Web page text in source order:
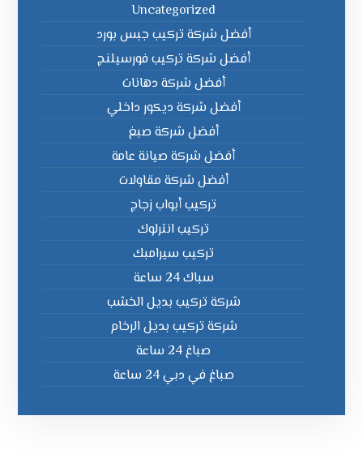
Uncategorized
أفضل شركة تركيب جبس بورد
أفضل شركة تركيب فورسيلنج
أفضل شركة دهانات
أفضل شركة ديكور داخلي
أفضل شركة صبغ
أفضل شركة صيانة عامة
أفضل شركة مقاولات
تركيب أبواب زجاج
تركيب انترلوك
تركيب سيرامبك
سباك 24 ساعة
شركة تركيب بديل الخشب
شركة تركيب بديل الرخام
صباغ 24 ساعة
صباغ في دبي 24 ساعة